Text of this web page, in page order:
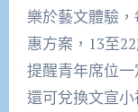
樂於藝文體驗
惠方案，13至
提醒青年席位
還可兌換文宣